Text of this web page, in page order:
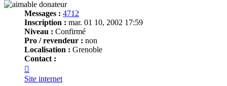
Messages : 4712
Inscription : mar. 01 10, 2002 17:59
Niveau : Confirmé
Pro / revendeur : non
Localisation : Grenoble
Contact :
yann
Site internet